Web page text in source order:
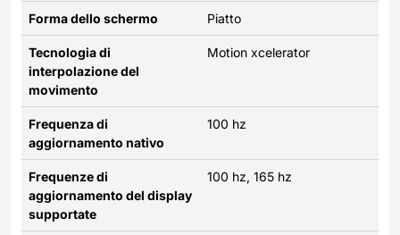
Forma dello schermo Piatto
Tecnologia di
interpolazione del
movimento
Motion xcelerator
Frequenza di
aggiornamento nativo
100 hz
Frequenze di
aggiornamento del display
supportate
100 hz, 165 hz